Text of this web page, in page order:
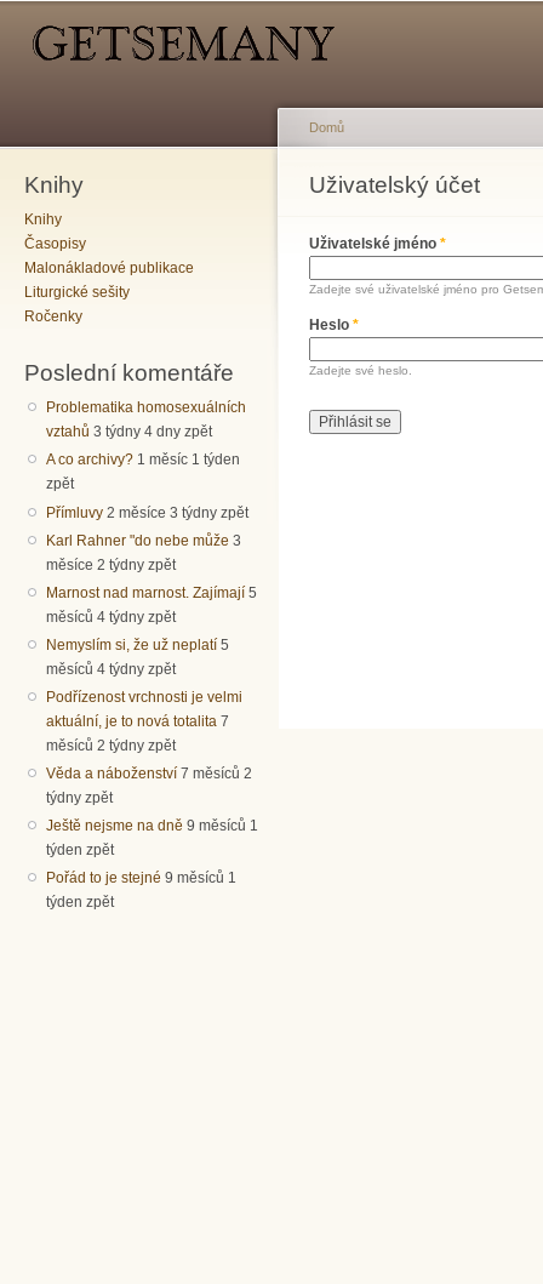
Knihy
Knihy
Časopisy
Malonákladové publikace
Liturgické sešity
Ročenky
Poslední komentáře
Problematika homosexuálních
vztahů 3 týdny 4 dny zpět
A co archivy? 1 měsíc 1 týden
zpět
Přímluvy 2 měsíce 3 týdny zpět
Karl Rahner "do nebe může 3
měsíce 2 týdny zpět
Marnost nad marnost. Zajímají 5
měsíců 4 týdny zpět
Nemyslím si, že už neplatí 5
měsíců 4 týdny zpět
Podřízenost vrchnosti je velmi
aktuální, je to nová totalita 7
měsíců 2 týdny zpět
Věda a náboženství 7 měsíců 2
týdny zpět
Ještě nejsme na dně 9 měsíců 1
týden zpět
Pořád to je stejné 9 měsíců 1
týden zpět
Jste zde
Domů
Uživatelský účet
Hlavní záložky
Uživatelské jméno *
Zadejte své uživatelské jméno pro
Heslo *
Zadejte své heslo.